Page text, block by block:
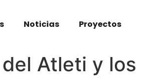
Noticias Proyectos
Atleti y los